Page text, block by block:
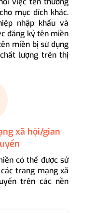
mục đích khác.
nhập khẩu và
đăng ký tên miền
miền bị sử dụng
lượng trên thị
xã hội/gian
có thể được sử
trang mạng xã
trên các nền